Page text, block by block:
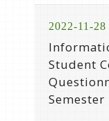
2022-11-28
Student
Semester